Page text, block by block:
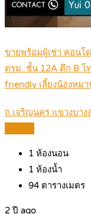
ขายพร้อมผู้เช่า คอนโ
ตรม. ชั้น 12A ตึก B โ
friendly เลี้ยงน้องหม
ถ.เจริญนคร แขวงบาง
1 ห้องนอน
1 ห้องน้ำ
94 ตารางเมตร
2 ปี ago